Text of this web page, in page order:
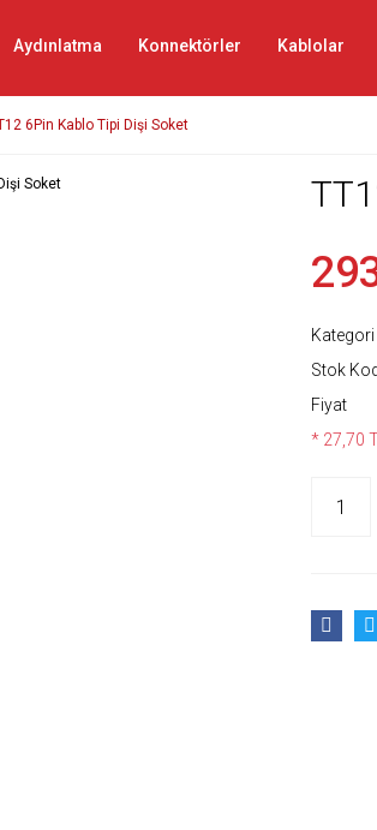
Aydınlatma Konnektörler Kablolar
6Pin Kablo Tipi Dişi Soket
Kategori
Stok
Fiyat
* 27,70